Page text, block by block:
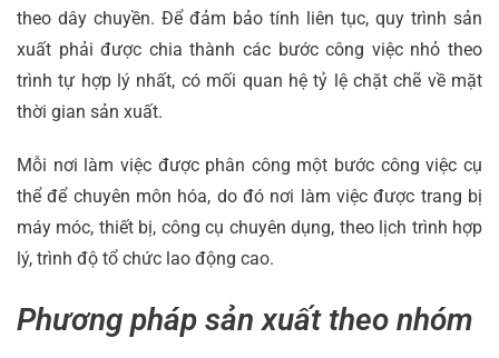
theo dây chuyền. Để đảm bảo tính liên tục, quy trình sản
xuất phải được chia thành các bước công việc nhỏ theo
trình tự hợp lý nhất, có mối quan hệ tỷ lệ chặt chẽ về mặt
thời gian sản xuất.
Mỗi nơi làm việc được phân công một bước công việc cụ
thể để chuyên môn hóa, do đó nơi làm việc được trang bị
máy móc, thiết bị, công cụ chuyên dụng, theo lịch trình hợp
lý, trình độ tổ chức lao động cao.
Phương pháp sản xuất theo nhóm